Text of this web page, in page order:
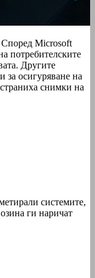
Според Microsoft
потребителските
Другите
за осигуряване на
снимки на
системите,
ги наричат